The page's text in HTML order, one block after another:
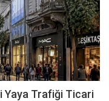
Yaya Trafiği Ticari